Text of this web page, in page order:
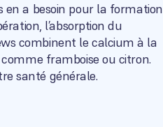
en a besoin pour la formation
l’absorption du
combinent le calcium à la
framboise ou citron.
santé générale.